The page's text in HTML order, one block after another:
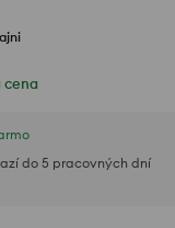
cena
do 5 pracovných dní